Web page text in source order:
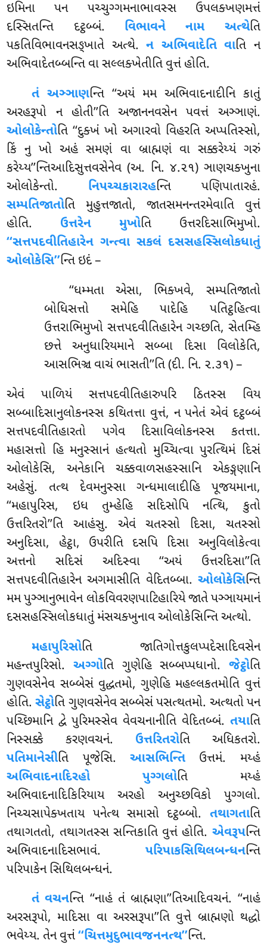
ઇમિના પન પચ્ચુગ્ગમનાભાવસ્સ ઉપલક્ખણમત્તં
દસ્સિતન્તિ દટ્ઠબ્બં. વિભાવને નામ અત્થેતિ
પકતિવિભાવનસઙ્ખાતે અત્થે.ન અભિવાદેતિ વાતિ ન
અભિવાદેતબ્બન્તિ વા સલ્લક્ખેતીતિ વુત્તં હોતિ.
તં અઞ્ઞાણન્તિ ‘‘અયં મમ અભિવાદનાદીનિ કાતું
અરહરૂપો ન હોતી’’તિ અજાનનવસેન પવત્તં અઞ્ઞાણં.
ઓલોકેન્તોતિ ‘‘દુક્ખં ખો અગારવો વિહરતિ અપ્પતિસ્સો,
કિં નુ ખો અહં સમણં વા બ્રાહ્મણં વા સક્કરેય્યં ગરું
કરેય્ય’’ન્તિઆદિસુત્તવસેનેવ (અ. નિ. ૪.૨૧) ઞાણચક્ખુના
ઓલોકેન્તો. નિપચ્ચકારારહન્તિ પણિપાતારહં.
સમ્પતિજાતોતિ મુહુત્તજાતો, જાતસમનન્તરમેવાતિ વુત્તં
હોતિ. ઉત્તરેન મુખોતિ ઉત્તરદિસાભિમુખો.
‘‘સત્તપદવીતિહારેન ગન્ત્વા સકલં દસસહસ્સિલોકધાતું
ઓલોકેસિ’’ન્તિ ઇદં –
‘‘ધમ્મતા એસા, ભિક્ખવે, સમ્પતિજાતો
બોધિસત્તો સમેહિ પાદેહિ પતિટ્ઠહિત્વા
ઉત્તરાભિમુખો સત્તપદવીતિહારેન ગચ્છતિ, સેતમ્હિ
છત્તે અનુધારિયમાને સબ્બા દિસા વિલોકેતિ,
આસભિઞ્ચ વાચં ભાસતી’’તિ (દી. નિ. ૨.૩૧) –
એવંપાળિયં સત્તપદવીતિહારુપરિ ઠિતસ્સ વિય
સબ્બાદિસાનુલોકનસ્સ કથિતત્તા વુત્તં, ન પનેતં એવં દટ્ઠબ્બં
સત્તપદવીતિહારતો પગેવ દિસાવિલોકનસ્સ કતત્તા.
મહાસત્તો હિ મનુસ્સાનં હત્થતો મુચ્ચિત્વા પુરત્થિમં દિસં
ઓલોકેસિ, અનેકાનિ ચક્કવાળસહસ્સાનિ એકઙ્ગણાનિ
અહેસું. તત્થ દેવમનુસ્સા ગન્ધમાલાદીહિ પૂજયમાના,
‘‘મહાપુરિસ, ઇધ તુમ્હેહિ સદિસોપિ નત્થિ, કુતો
ઉત્તરિતરો’’તિ આહંસુ. એવં ચતસ્સો દિસા, ચતસ્સો
અનુદિસા, હેટ્ઠા, ઉપરીતિ દસપિ દિસા અનુવિલોકેત્વા
અત્તનો સદિસં અદિસ્વા ‘‘અયં ઉત્તરદિસા’’તિ
સત્તપદવીતિહારેનઅગમાસીતિ વેદિતબ્બા. ઓલોકેસિન્તિ
મમ પુઞ્ઞાનુભાવેન લોકવિવરણપાટિહારિયે જાતે પઞ્ઞાયમાનં
દસસહસ્સિલોકધાતું મંસચક્ખુનાવ ઓલોકેસિન્તિ અત્થો.
મહાપુરિસોતિ જાતિગોત્તકુલપ્પદેસાદિવસેન
મહન્તપુરિસો. અગ્ગોતિ ગુણેહિ સબ્બપ્પધાનો. જેટ્ઠોતિ
ગુણવસેનેવ સબ્બેસં વુદ્ધતમો, ગુણેહિ મહલ્લકતમોતિ વુત્તં
હોતિ.સેટ્ઠોતિ ગુણવસેનેવ સબ્બેસં પસત્થતમો. અત્થતો પન
પચ્છિમાનિ દ્વે પુરિમસ્સેવ વેવચનાનીતિ વેદિતબ્બં. તયાતિ
નિસ્સક્કે કરણવચનં. ઉત્તરિતરોતિ અધિકતરો.
પતિમાનેસીતિ પૂજેસિ. આસભિન્તિ ઉત્તમં. મય્હં
અભિવાદનાદિરહો પુગ્ગલોતિ મય્હં
અભિવાદનાદિકિરિયાય અરહો અનુચ્છવિકો પુગ્ગલો.
નિચ્ચસાપેક્ખતાય પનેત્થ સમાસો દટ્ઠબ્બો. તથાગતાતિ
તથાગતતો, તથાગતસ્સ સન્તિકાતિ વુત્તં હોતિ. એવરૂપન્તિ
અભિવાદનાદિસભાવં. પરિપાકસિથિલબન્ધનન્તિ
પરિપાકેન સિથિલબન્ધનં.
તં વચનન્તિ ‘‘નાહં તં બ્રાહ્મણા’’તિઆદિવચનં. ‘‘નાહં
અરસરૂપો, માદિસા વા અરસરૂપા’’તિ વુત્તે બ્રાહ્મણો થદ્ધો
ભવેય્ય. તેન વુત્તં‘‘ચિત્તમુદુભાવજનનત્થ’’ન્તિ.